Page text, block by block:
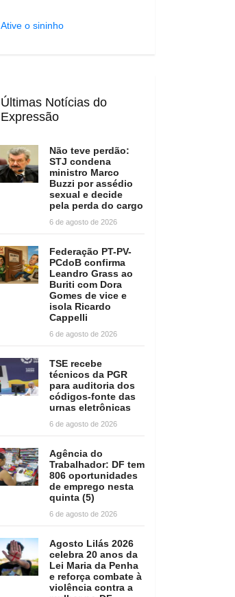
Ative o sininho
Últimas Notícias do
Expressão
Não teve perdão:
STJ condena
ministro Marco
Buzzi por assédio
sexual e decide
pela perda do cargo
6 de agosto de 2026
Federação PT-PV-
PCdoB confirma
Leandro Grass ao
Buriti com Dora
Gomes de vice e
isola Ricardo
Cappelli
6 de agosto de 2026
TSE recebe
técnicos da PGR
para auditoria dos
códigos-fonte das
urnas eletrônicas
6 de agosto de 2026
Agência do
Trabalhador: DF tem
806 oportunidades
de emprego nesta
quinta (5)
6 de agosto de 2026
Agosto Lilás 2026
celebra 20 anos da
Lei Maria da Penha
e reforça combate à
violência contra a